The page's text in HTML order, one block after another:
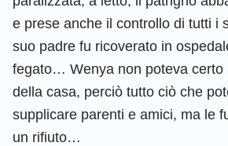
e prese anche il controllo di tutti i
suo padre fu ricoverato in
fegato… Wenya non poteva certo
della casa, perciò tutto ciò che
supplicare parenti e amici, ma le
un rifiuto…